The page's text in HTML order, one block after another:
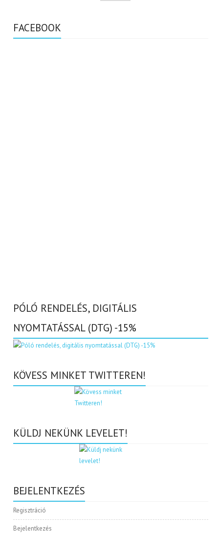
FACEBOOK
PÓLÓ RENDELÉS, DIGITÁLIS
NYOMTATÁSSAL (DTG) -15%
KÖVESS MINKET TWITTEREN!
KÜLDJ NEKÜNK LEVELET!
BEJELENTKEZÉS
Regisztráció
Bejelentkezés